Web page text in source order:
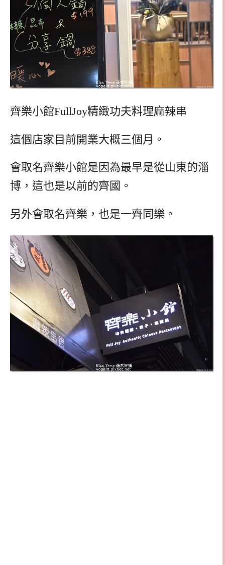
齊樂小館FullJoy精緻功夫料理麻辣串
這個店家目前開業大概三個月。
會取名齊樂小館是因為最早是從山東的淄
博，這也是以前的齊國。
另外會取名齊樂，也是一齊同樂。